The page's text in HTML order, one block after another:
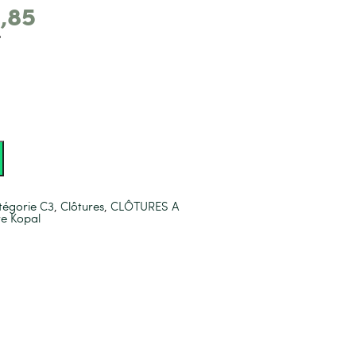
C3 ,Clôtures ,CLÔTURES A
Kopal